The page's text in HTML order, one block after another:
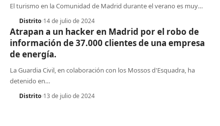
El turismo en la Comunidad de Madrid durante el verano es muy…
Distrito 14 de julio de 2024
Atrapan a un hacker en Madrid por el robo de
información de 37.000 clientes de una empresa
de energía.
La Guardia Civil, en colaboración con los Mossos d'Esquadra, ha
detenido en…
Distrito 13 de julio de 2024